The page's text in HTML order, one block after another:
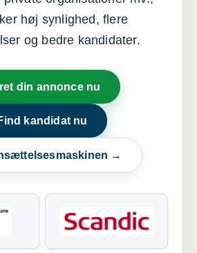
høj synlighed, flere
og bedre kandidater.
din annonce nu
kandidat nu
→